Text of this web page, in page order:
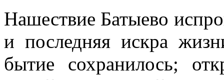
Нашествие Батыево
и последняя искра
бытие сохранилось;